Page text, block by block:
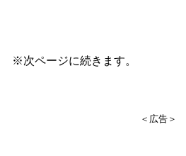
※次ページに続きます。
＜広告＞